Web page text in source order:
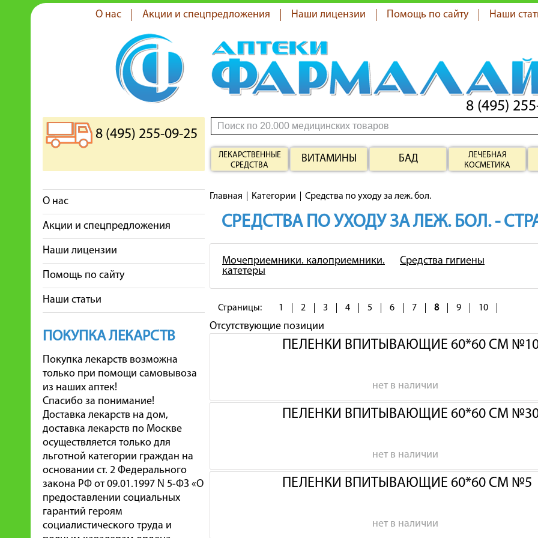
О нас Акции и спецпредложения Наши лицензии Помощь по сайту Наши
8 (495)
8 (495) 255-09-25
ЛЕКАРСТВЕННЫЕ
СРЕДСТВА
ВИТАМИНЫ БАД
ЛЕЧЕБНАЯ
КОСМЕТИКА
О нас
Акции и спецпредложения
Наши лицензии
Помощь по сайту
Наши статьи
ПОКУПКА ЛЕКАРСТВ
Покупка лекарств возможна
только при помощи самовывоза
из наших аптек!
Спасибо за понимание!
Доставка лекарств на дом,
доставка лекарств по Москве
осуществляется только для
льготной категории граждан на
основании ст. 2 Федерального
закона РФ от 09.01.1997 N 5-ФЗ «О
предоставлении социальных
гарантий героям
социалистического труда и
Главная Категории Средства по уходу за леж. бол.
СРЕДСТВА ПО УХОДУ ЗА ЛЕЖ. БОЛ. -
Мочеприемники. калоприемники.
катетеры
Средства гигиены
Страницы: 1 2 3 4 5 6 7 8 9 10
Отсутствующие позиции
ПЕЛЕНКИ ВПИТЫВАЮЩИЕ 60*60 СМ
нет в наличии
ПЕЛЕНКИ ВПИТЫВАЮЩИЕ 60*60 СМ
нет в наличии
ПЕЛЕНКИ ВПИТЫВАЮЩИЕ 60*60 СМ №5
нет в наличии